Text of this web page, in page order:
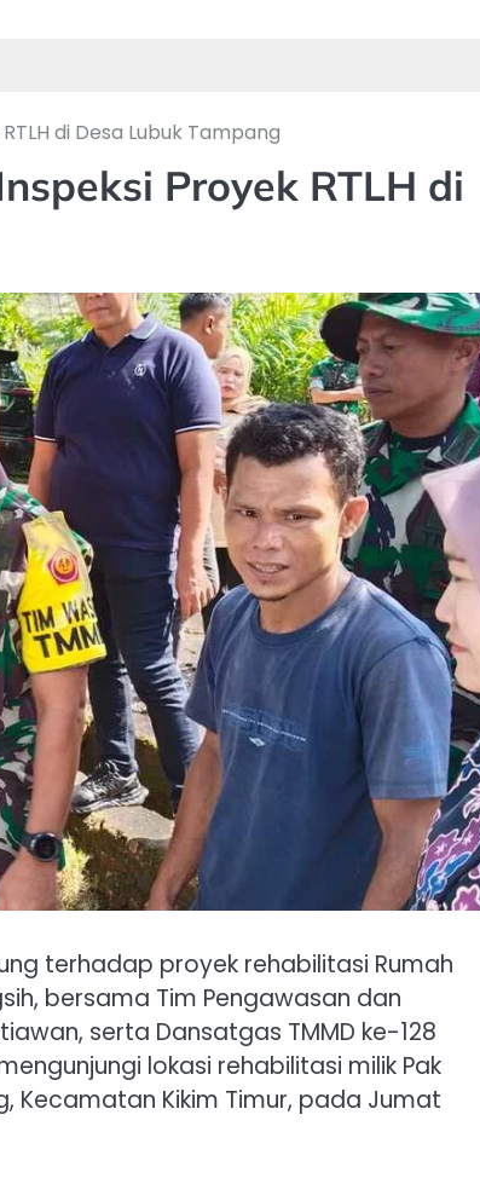
di Desa Lubuk Tampang
Proyek RTLH di
terhadap proyek rehabilitasi Rumah
bersama Tim Pengawasan dan
serta Dansatgas TMMD ke-128
lokasi rehabilitasi milik Pak
Kecamatan Kikim Timur, pada Jumat